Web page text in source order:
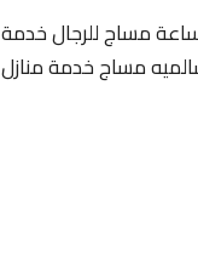
منزلى الكويت 24 ساعة فلبيني مساج الكويت السالميه مساج خدمة منازل ٢٤ ساعة مساج للرجال خدمة
مساج خدمة منازل